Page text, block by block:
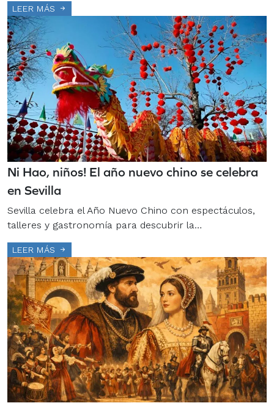
LEER MÁS
Ni Hao, niños! El año nuevo chino se celebra
en Sevilla
Sevilla celebra el Año Nuevo Chino con espectáculos,
talleres y gastronomía para descubrir la…
LEER MÁS